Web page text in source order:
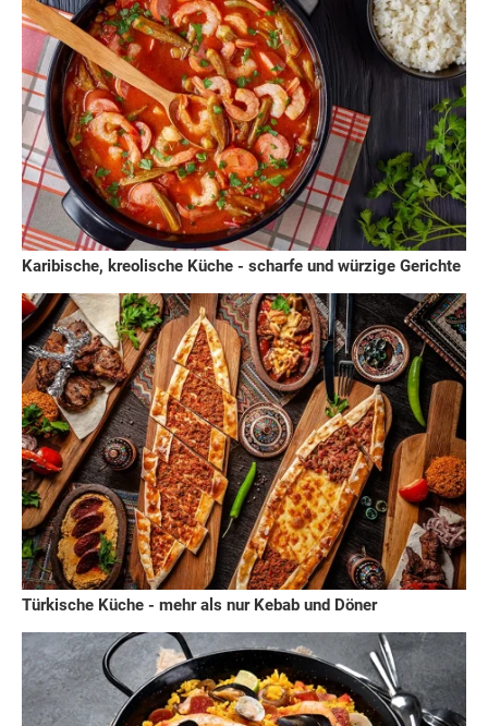
Karibische, kreolische Küche - scharfe und würzige Gerichte
Türkische Küche - mehr als nur Kebab und Döner